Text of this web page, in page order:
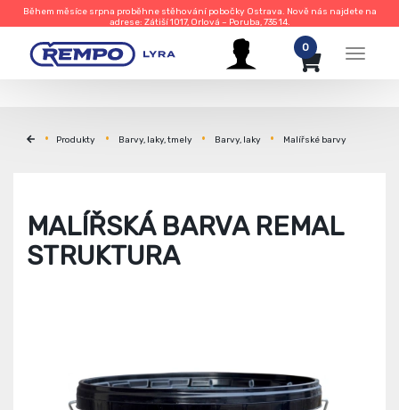
Během měsíce srpna proběhne stěhování pobočky Ostrava. Nově nás najdete na
adrese: Zátiší 1017, Orlová – Poruba, 735 14.
Menu
0
Produkty Barvy, laky, tmely Barvy, laky Malířské barvy
MALÍŘSKÁ BARVA REMAL
STRUKTURA